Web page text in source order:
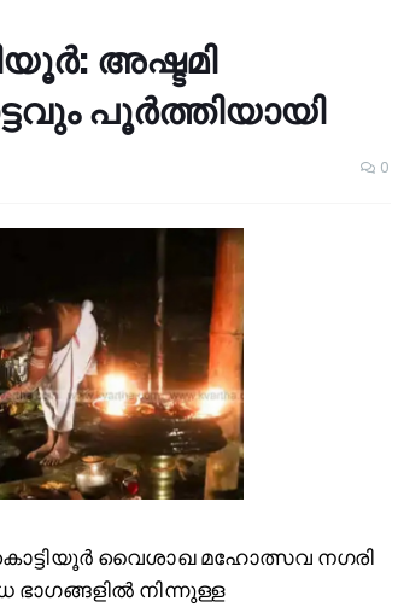
അഷ്ടമി
പൂര്‍ത്തിയായി
0
വൈശാഖ മഹോത്സവ നഗരി
ഭാഗങ്ങളില്‍ നിന്നുള്ള